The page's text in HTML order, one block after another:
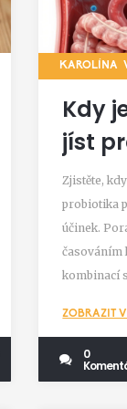
KAROLÍNA
Kdy
jíst
Zjistěte,
probiotika
účinek.
časováním
kombinací
ZOBRAZIT
0